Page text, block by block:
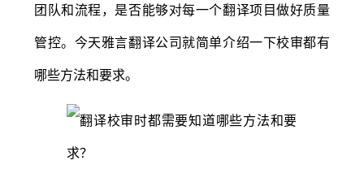
团队和流程，是否能够对每一个翻译项目做好质量
管控。今天雅言翻译公司就简单介绍一下校审都有
哪些方法和要求。